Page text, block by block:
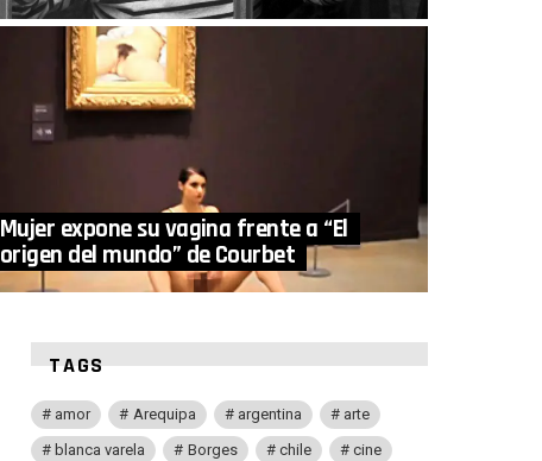
Mujer expone su vagina frente a “El
origen del mundo” de Courbet
TAGS
amor Arequipa argentina
arte
blanca varela
Borges chile
cine